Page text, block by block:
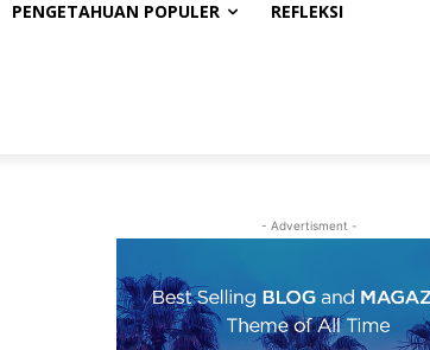
PENGETAHUAN POPULER REFLEKSI
- Advertisment -